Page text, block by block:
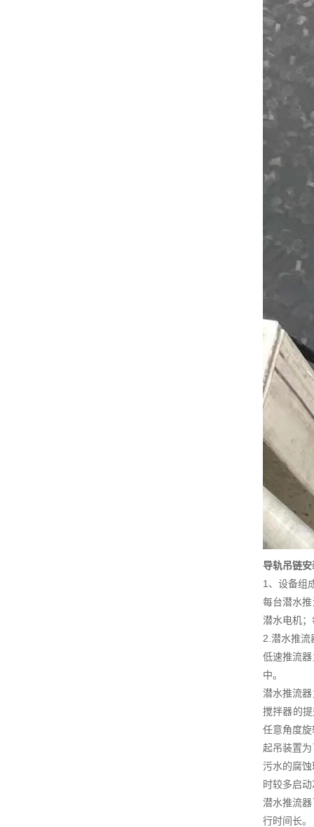
导轨吊链
1、设备组
每台潜水
潜水电机
2.潜水推流
低速推流
中。
潜水推流
搅拌器的
任意角度
起吊装置
污水的腐
时较多启
潜水推流
行时间长。